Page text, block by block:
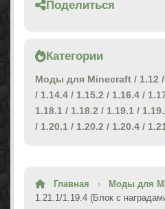
Поделиться
Категории
Моды для Minecraft / 1.12 /
/ 1.14.4 / 1.15.2 / 1.16.4 /
1.18.1 / 1.18.2 / 1.19.1 /
/ 1.20.1 / 1.20.2 / 1.20.4 /
Главная › Моды для
1.21.1/1.19.4 (Блок с